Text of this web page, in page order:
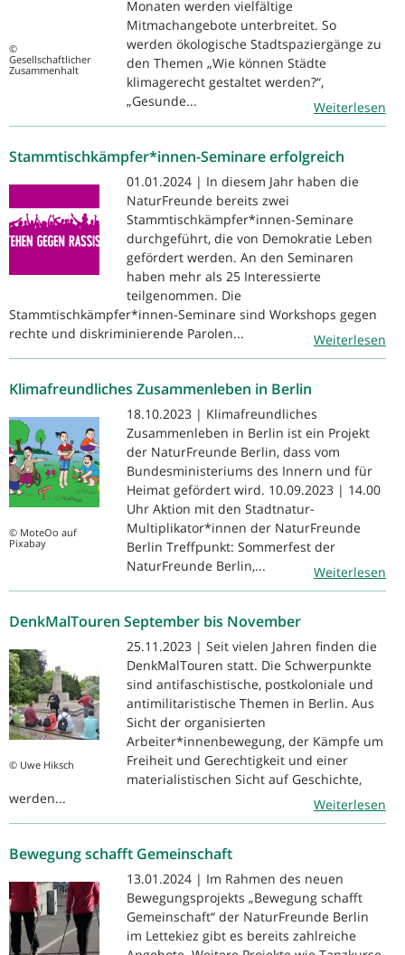
©
Gesellschaftlicher
Zusammenhalt
Monaten werden vielfältige
Mitmachangebote unterbreitet. So
werden ökologische Stadtspaziergänge zu
den Themen „Wie können Städte
klimagerecht gestaltet werden?“,
„Gesunde...
Weiterlesen
Stammtischkämpfer*innen-Seminare erfolgreich
01.01.2024 | In diesem Jahr haben die
NaturFreunde bereits zwei
Stammtischkämpfer*innen-Seminare
durchgeführt, die von Demokratie Leben
gefördert werden. An den Seminaren
haben mehr als 25 Interessierte
teilgenommen. Die
Stammtischkämpfer*innen-Seminare sind Workshops gegen
rechte und diskriminierende Parolen...
Weiterlesen
Klimafreundliches Zusammenleben in Berlin
© MoteOo auf
Pixabay
18.10.2023 | Klimafreundliches
Zusammenleben in Berlin ist ein Projekt
der NaturFreunde Berlin, dass vom
Bundesministeriums des Innern und für
Heimat gefördert wird. 10.09.2023 | 14.00
Uhr Aktion mit den Stadtnatur-
Multiplikator*innen der NaturFreunde
Berlin Treffpunkt: Sommerfest der
NaturFreunde Berlin,...
Weiterlesen
DenkMalTouren September bis November
© Uwe Hiksch
25.11.2023 | Seit vielen Jahren finden die
DenkMalTouren statt. Die Schwerpunkte
sind antifaschistische, postkoloniale und
antimilitaristische Themen in Berlin. Aus
Sicht der organisierten
Arbeiter*innenbewegung, der Kämpfe um
Freiheit und Gerechtigkeit und einer
materialistischen Sicht auf Geschichte,
werden...
Weiterlesen
Bewegung schafft Gemeinschaft
13.01.2024 | Im Rahmen des neuen
Bewegungsprojekts „Bewegung schafft
Gemeinschaft“ der NaturFreunde Berlin
im Lettekiez gibt es bereits zahlreiche